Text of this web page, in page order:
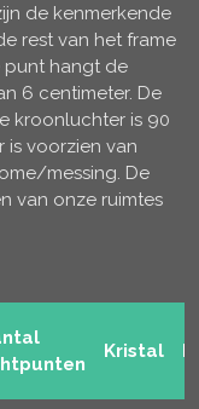
de kenmerkende
rest van het frame
punt hangt de
6 centimeter. De
kroonluchter is 90
is voorzien van
messing. De
van onze ruimtes
Kristal